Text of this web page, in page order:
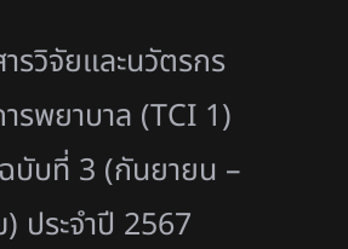
ารวิจัยและนวัตรกร
รพยาบาล (TCI 1)
บับที่ 3 (กันยายน –
ประจำปี 2567